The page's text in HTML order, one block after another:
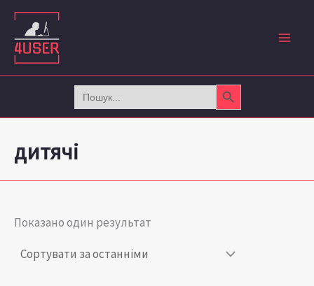
Перейти
вмісту
Search
for:
Search Button
дитячі
Показано один результат